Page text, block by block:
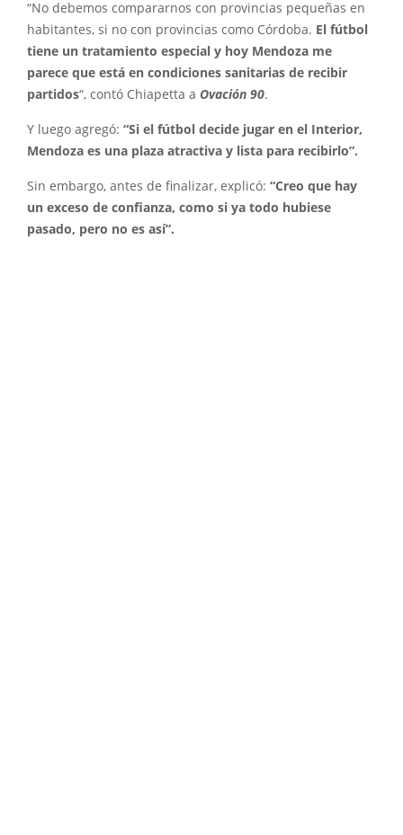
“No debemos compararnos con provincias pequeñas en
habitantes, si no con provincias como Córdoba. El fútbol
tiene un tratamiento especial y hoy Mendoza me
parece que está en condiciones sanitarias de recibir
partidos“, contó Chiapetta a Ovación 90.
Y luego agregó: “Si el fútbol decide jugar en el Interior,
Mendoza es una plaza atractiva y lista para recibirlo”.
Sin embargo, antes de finalizar, explicó: “Creo que hay
un exceso de confianza, como si ya todo hubiese
pasado, pero no es así”.